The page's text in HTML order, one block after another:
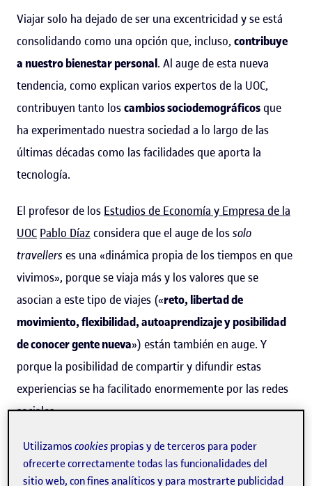
Viajar solo ha dejado de ser una excentricidad y se está
consolidando como una opción que, incluso, contribuye
a nuestro bienestar personal. Al auge de esta nueva
tendencia, como explican varios expertos de la UOC,
contribuyen tanto loscambios sociodemográficos que
ha experimentado nuestra sociedad a lo largo de las
últimas décadas como las facilidades que aporta la
tecnología.
El profesor de los Estudios de Economía y Empresa de la
UOC Pablo Díaz considera que el auge de lossolo
travellers es una «dinámica propia de los tiempos en que
vivimos», porque se viaja más y los valores que se
asocian a este tipo de viajes («reto, libertad de
movimiento, flexibilidad, autoaprendizaje y posibilidad
de conocer gente nueva») están también en auge. Y
porque la posibilidad de compartir y difundir estas
experiencias se ha facilitado enormemente por las redes
sociales.
Al éxito de la fórmula se añade ahora el abaratamiento
de las opciones de alojamiento y movilidad en solitario,
Utilizamoscookies propias y de terceros para poder
ofrecerte correctamente todas las funcionalidades del
sitio web, con fines analíticos y para mostrarte publicidad